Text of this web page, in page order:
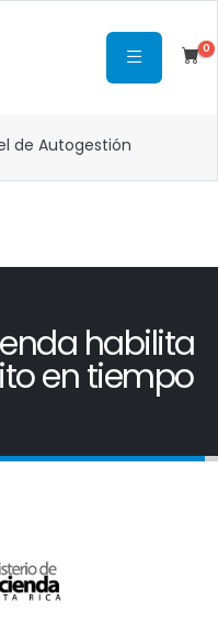
0
de Autogestión
habilita
en tiempo